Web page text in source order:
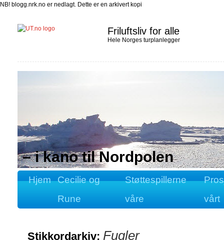
NB! blogg.nrk.no er nedlagt. Dette er en arkivert kopi
Friluftsliv for alle
Hele Norges turplanlegger
– i kano til Nordpolen
Hjem
Cecilie og
Rune
Støttespillerne
våre
vårt
Stikkordarkiv: Fugler